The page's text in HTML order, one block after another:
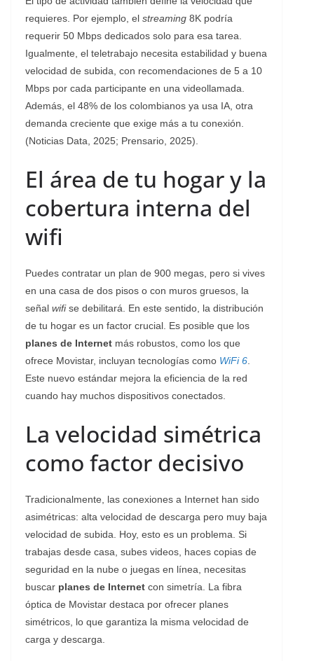
requieres. Por ejemplo, el streaming 8K podría
requerir 50 Mbps dedicados solo para esa tarea.
Igualmente, el teletrabajo necesita estabilidad y buena
velocidad de subida, con recomendaciones de 5 a 10
Mbps por cada participante en una videollamada.
Además, el 48% de los colombianos ya usa IA, otra
demanda creciente que exige más a tu conexión.
(Noticias Data, 2025; Prensario, 2025).
El área de tu hogar y la
cobertura interna del
wifi
Puedes contratar un plan de 900 megas, pero si vives
en una casa de dos pisos o con muros gruesos, la
señal wifise debilitará. En este sentido, la distribución
de tu hogar es un factor crucial. Es posible que los
planes de Internet más robustos, como los que
ofrece Movistar, incluyan tecnologías como WiFi 6
Este nuevo estándar mejora la eficiencia de la red
cuando hay muchos dispositivos conectados.
La velocidad simétrica
como factor decisivo
Tradicionalmente, las conexiones a Internet han sido
asimétricas: alta velocidad de descarga pero muy baja
velocidad de subida. Hoy, esto es un problema. Si
trabajas desde casa, subes videos, haces copias de
seguridad en la nube o juegas en línea, necesitas
buscar planes de Internet con simetría. La fibra
óptica de Movistar destaca por ofrecer planes
simétricos, lo que garantiza la misma velocidad de
carga y descarga.